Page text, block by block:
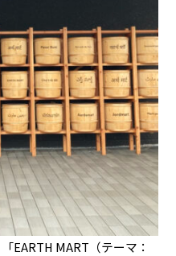
EARTH MART（テーマ：